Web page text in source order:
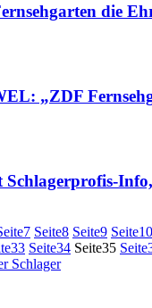
die
„ZDF
7 Seite8 Seite9 Seite10
33 Seite34 Seite35 Seite